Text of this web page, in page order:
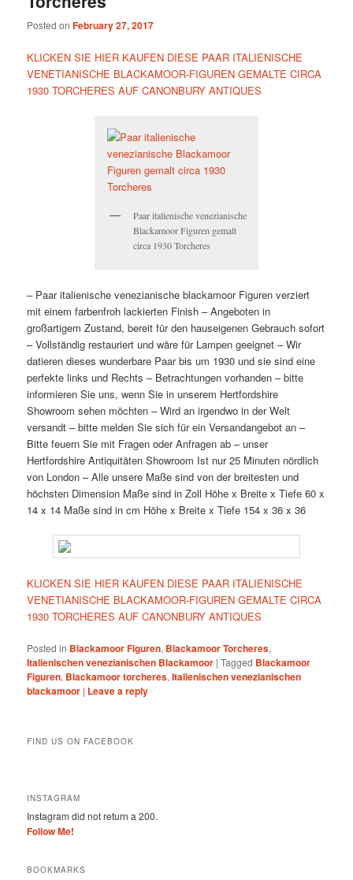
Posted onFebruary 27, 2017
KLICKEN SIE HIER KAUFEN DIESE PAAR ITALIENISCHE
VENETIANISCHE BLACKAMOOR-FIGUREN GEMALTE CIRCA
1930 TORCHERES AUF CANONBURY ANTIQUES
Paar italienische venezianische
Blackamoor Figuren gemalt
circa 1930 Torcheres
– Paar italienische venezianische blackamoor Figuren verziert
mit einem farbenfroh lackierten Finish – Angeboten in
großartigem Zustand, bereit für den hauseigenen Gebrauch sofort
– Vollständig restauriert und wäre für Lampen geeignet – Wir
datieren dieses wunderbare Paar bis um 1930 und sie sind eine
perfekte links und Rechts – Betrachtungen vorhanden – bitte
informieren Sie uns, wenn Sie in unserem Hertfordshire
Showroom sehen möchten – Wird an irgendwo in der Welt
versandt – bitte melden Sie sich für ein Versandangebot an –
Bitte feuern Sie mit Fragen oder Anfragen ab – unser
Hertfordshire Antiquitäten Showroom Ist nur 25 Minuten nördlich
von London – Alle unsere Maße sind von der breitesten und
höchsten Dimension Maße sind in Zoll Höhe x Breite x Tiefe 60 x
14 x 14 Maße sind in cm Höhe x Breite x Tiefe 154 x 36 x 36
KLICKEN SIE HIER KAUFEN DIESE PAAR ITALIENISCHE
VENETIANISCHE BLACKAMOOR-FIGUREN GEMALTE CIRCA
1930 TORCHERES AUF CANONBURY ANTIQUES
Posted in Blackamoor Figuren, Blackamoor Torcheres,
Italienischen venezianischen Blackamoor |Tagged Blackamoor
Figuren, Blackamoor torcheres,Italienischen venezianischen
blackamoor | Leave a reply
FIND US ON FACEBOOK
INSTAGRAM
Instagram did not return a 200.
Follow Me!
BOOKMARKS